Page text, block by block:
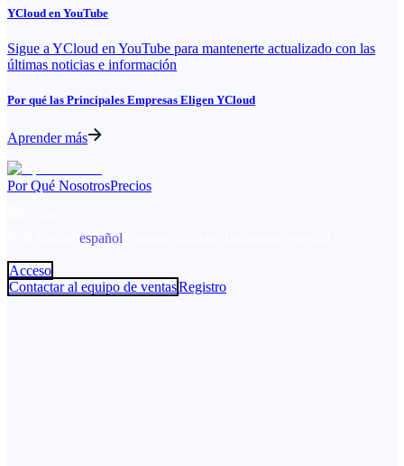
YCloud en YouTube
Sigue a YCloud en YouTube para mantenerte actualizado con las
últimas noticias e información
Por qué las Principales Empresas Eligen YCloud
Aprender más
Por Qué NosotrosPrecios
español
Acceso
Contactar al equipo de ventasRegistro